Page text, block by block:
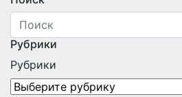
Рубрики
Читайте новости Вконтакте
Новости
Анонсы